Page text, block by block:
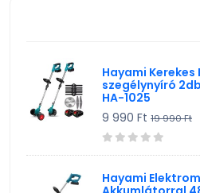
Hayami
szegélynyíró
HA-1025
9 990 Ft 19 990 Ft
Hayami